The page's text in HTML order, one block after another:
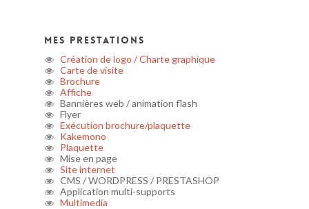
Mes prestations
Création de logo / Charte graphique
Carte de visite
Brochure
Affiche
Bannières web / animation flash
Flyer
Exécution brochure/plaquette
Kakemono
Plaquette
Mise en page
Site internet
CMS / WORDPRESS / PRESTASHOP
Application multi-supports
Multimedia